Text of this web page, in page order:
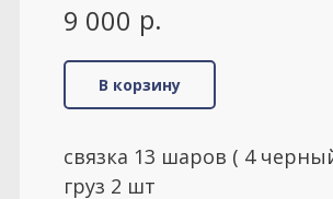
9 000 р.
В корзину
связка 13 шаров ( 4
груз 2 шт